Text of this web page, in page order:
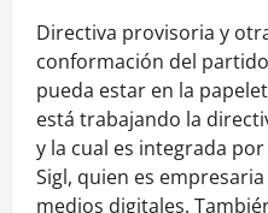
Directiva provisoria y
conformación del
pueda estar en la
está trabajando la
y la cual es integrada
Sigl, quien es
medios digitales.